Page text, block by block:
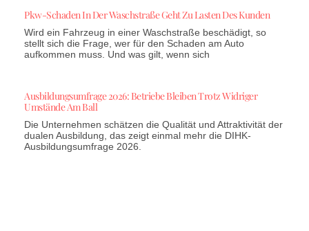
Pkw-Schaden In Der Waschstraße Geht Zu Lasten Des Kunden
Wird ein Fahrzeug in einer Waschstraße beschädigt, so
stellt sich die Frage, wer für den Schaden am Auto
aufkommen muss. Und was gilt, wenn sich
Ausbildungsumfrage 2026: Betriebe Bleiben Trotz Widriger
Umstände Am Ball
Die Unternehmen schätzen die Qualität und Attraktivität der
dualen Ausbildung, das zeigt einmal mehr die DIHK-
Ausbildungsumfrage 2026.